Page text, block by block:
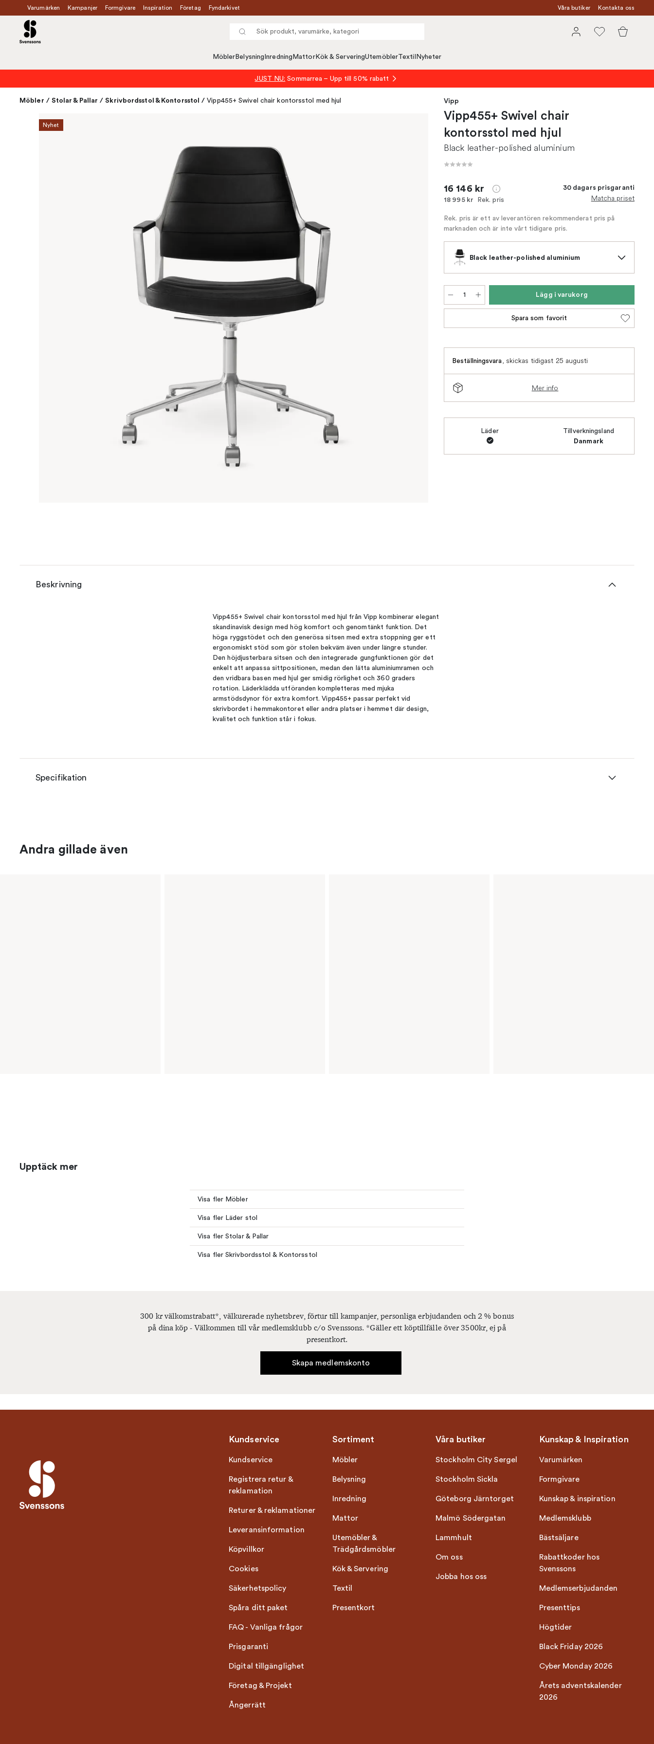
Varumärken Kampanjer Formgivare Inspiration Företag Fyndarkivet Våra butiker Kontakta oss
Möbler Belysning Inredning MattorKök & ServeringUtemöblerTextil Nyheter
JUST NU: Sommarrea – Upp till 50% rabatt
Möbler / Stolar & Pallar / Skrivbordsstol & Kontorsstol / Vipp455+ Swivel chair kontorsstol med hjul
Nyhet
Vipp
Vipp455+ Swivel chair
kontorsstol med hjul
Black leather-polished aluminium
16 146 kr
18 995 kr Rek. pris
30 dagars prisgaranti
Matcha priset
Rek. pris är ett av leverantören rekommenderat pris på
marknaden och är inte vårt tidigare pris.
Black leather-polished aluminium
Lägg i varukorg
Spara som favorit
Beställningsvara, skickas tidigast 25 augusti
Mer info
Läder Tillverkningsland
Danmark
Beskrivning
Vipp455+ Swivel chair kontorsstol med hjul från Vipp kombinerar elegant
skandinavisk design med hög komfort och genomtänkt funktion. Det
höga ryggstödet och den generösa sitsen med extra stoppning ger ett
ergonomiskt stöd som gör stolen bekväm även under längre stunder.
Den höjdjusterbara sitsen och den integrerade gungfunktionen gör det
enkelt att anpassa sittpositionen, medan den lätta aluminiumramen och
den vridbara basen med hjul ger smidig rörlighet och 360 graders
rotation. Läderklädda utföranden kompletteras med mjuka
armstödsdynor för extra komfort. Vipp455+ passar perfekt vid
skrivbordet i hemmakontoret eller andra platser i hemmet där design,
kvalitet och funktion står i fokus.
Specifikation
Andra gillade även
Upptäck mer
Visa fler Möbler
Visa fler Läder stol
Visa fler Stolar & Pallar
Visa fler Skrivbordsstol & Kontorsstol
300 kr välkomstrabatt*, välkurerade nyhetsbrev, förtur till kampanjer, personliga erbjudanden och 2 % bonus
på dina köp - Välkommen till vår medlemsklubb c/o Svenssons. *Gäller ett köptillfälle över 3500kr, ej på
presentkort.
Skapa medlemskonto
Kundservice
Kundservice
Registrera retur &
reklamation
Returer & reklamationer
Leveransinformation
Köpvillkor
Cookies
Säkerhetspolicy
Spåra ditt paket
FAQ - Vanliga frågor
Prisgaranti
Digital tillgänglighet
Företag & Projekt
Ångerrätt
Sortiment
Möbler
Belysning
Inredning
Mattor
Utemöbler &
Trädgårdsmöbler
Kök & Servering
Textil
Presentkort
Våra butiker
Stockholm City Sergel
Stockholm Sickla
Göteborg Järntorget
Malmö Södergatan
Lammhult
Om oss
Jobba hos oss
Kunskap & Inspiration
Varumärken
Formgivare
Kunskap & inspiration
Medlemsklubb
Bästsäljare
Rabattkoder hos
Svenssons
Medlemserbjudanden
Presenttips
Högtider
Black Friday 2026
Cyber Monday 2026
Årets adventskalender
2026